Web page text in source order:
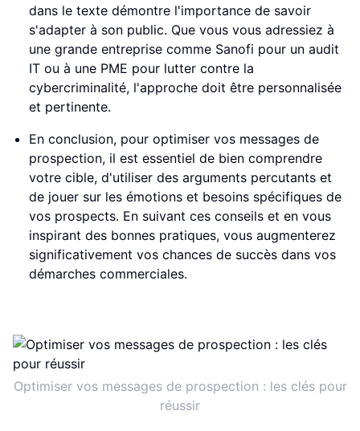
dans le texte démontre l'importance de savoir
s'adapter à son public. Que vous vous adressiez à
une grande entreprise comme Sanofi pour un audit
IT ou à une PME pour lutter contre la
cybercriminalité, l'approche doit être personnalisée
et pertinente.
En conclusion, pour optimiser vos messages de
prospection, il est essentiel de bien comprendre
votre cible, d'utiliser des arguments percutants et
de jouer sur les émotions et besoins spécifiques de
vos prospects. En suivant ces conseils et en vous
inspirant des bonnes pratiques, vous augmenterez
significativement vos chances de succès dans vos
démarches commerciales.
Optimiser vos messages de prospection : les clés pour
réussir